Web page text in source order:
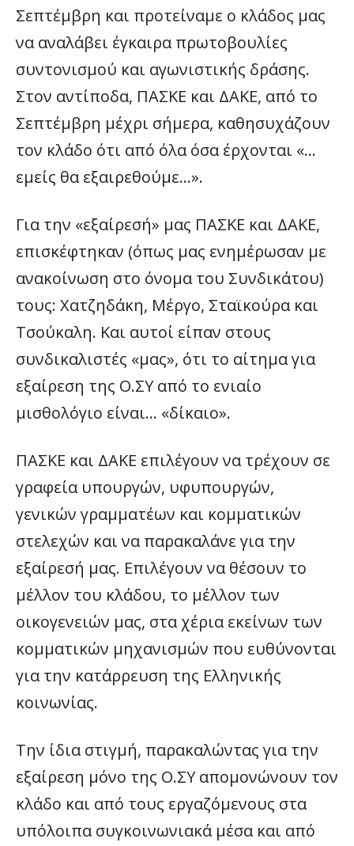
Σεπτέμβρη και προτείναμε ο κλάδος μας
να αναλάβει έγκαιρα πρωτοβουλίες
συντονισμού και αγωνιστικής δράσης.
Στον αντίποδα, ΠΑΣΚΕ και ΔΑΚΕ, από το
Σεπτέμβρη μέχρι σήμερα, καθησυχάζουν
τον κλάδο ότι από όλα όσα έρχονται «…
εμείς θα εξαιρεθούμε…».
Για την «εξαίρεσή» μας ΠΑΣΚΕ και ΔΑΚΕ,
επισκέφτηκαν (όπως μας ενημέρωσαν με
ανακοίνωση στο όνομα του Συνδικάτου)
τους: Χατζηδάκη, Μέργο, Σταϊκούρα και
Τσούκαλη. Και αυτοί είπαν στους
συνδικαλιστές «μας», ότι το αίτημα για
εξαίρεση της Ο.ΣΥ από το ενιαίο
μισθολόγιο είναι… «δίκαιο».
ΠΑΣΚΕ και ΔΑΚΕ επιλέγουν να τρέχουν σε
γραφεία υπουργών, υφυπουργών,
γενικών γραμματέων και κομματικών
στελεχών και να παρακαλάνε για την
εξαίρεσή μας. Επιλέγουν να θέσουν το
μέλλον του κλάδου, το μέλλον των
οικογενειών μας, στα χέρια εκείνων των
κομματικών μηχανισμών που ευθύνονται
για την κατάρρευση της Ελληνικής
κοινωνίας.
Την ίδια στιγμή, παρακαλώντας για την
εξαίρεση μόνο της Ο.ΣΥ απομονώνουν τον
κλάδο και από τους εργαζόμενους στα
υπόλοιπα συγκοινωνιακά μέσα και από